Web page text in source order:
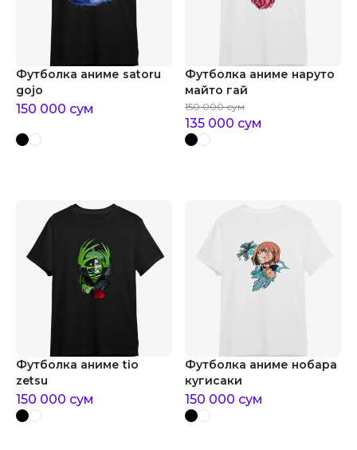
Футболка аниме satoru
gojo
150 000 сум
Футболка аниме наруто
майто гай
150 000 сум
135 000 сум
Футболка аниме tio
zetsu
150 000 сум
Футболка аниме нобара
кугисаки
150 000 сум